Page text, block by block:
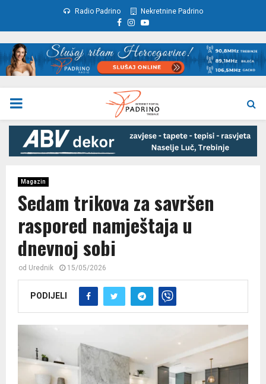
Radio Padrino Nekretnine Padrino
Facebook
Instagram
Youtube
PRIMARY
MENU
Magazin
Sedam trikova za savršen
raspored namještaja u
dnevnoj sobi
od Urednik 15/05/2026
PODIJELI